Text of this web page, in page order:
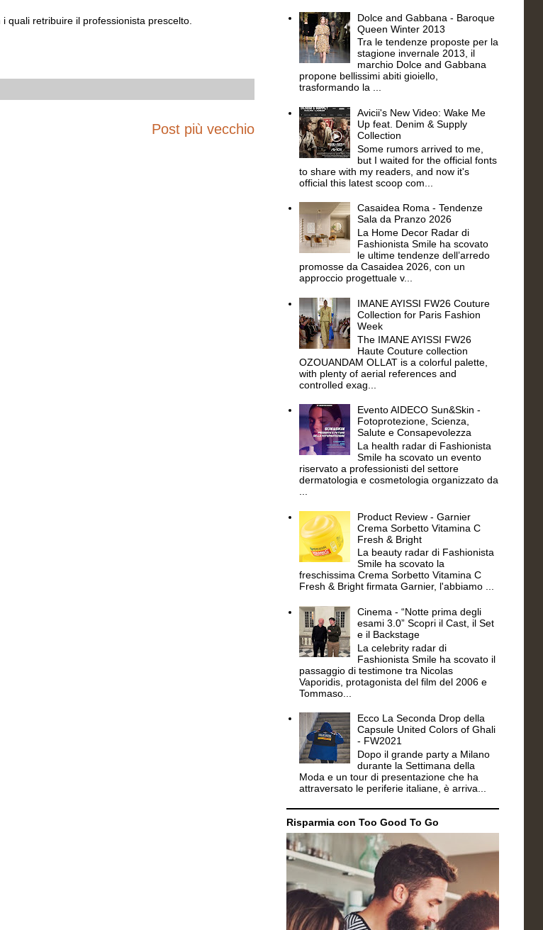
quali retribuire il professionista prescelto.
Post più vecchio
Dolce and Gabbana - Baroque
Queen Winter 2013
Tra le tendenze proposte per la
stagione invernale 2013, il
marchio Dolce and Gabbana
propone bellissimi abiti gioiello,
trasformando la ...
Avicii's New Video: Wake Me
Up feat. Denim & Supply
Collection
Some rumors arrived to me,
but I waited for the official fonts
to share with my readers, and now it's
official this latest scoop com...
Casaidea Roma - Tendenze
Sala da Pranzo 2026
La Home Decor Radar di
Fashionista Smile ha scovato
le ultime tendenze dell’arredo
promosse da Casaidea 2026, con un
approccio progettuale v...
IMANE AYISSI FW26 Couture
Collection for Paris Fashion
Week
The IMANE AYISSI FW26
Haute Couture collection
OZOUANDAM OLLAT is a colorful palette,
with plenty of aerial references and
controlled exag...
Evento AIDECO Sun&Skin -
Fotoprotezione, Scienza,
Salute e Consapevolezza
La health radar di Fashionista
Smile ha scovato un evento
riservato a professionisti del settore
dermatologia e cosmetologia organizzato da
Product Review - Garnier
Crema Sorbetto Vitamina C
Fresh & Bright
La beauty radar di Fashionista
Smile ha scovato la
freschissima Crema Sorbetto Vitamina C
Fresh & Bright firmata Garnier, l'abbiamo ...
Cinema - “Notte prima degli
esami 3.0” Scopri il Cast, il Set
e il Backstage
La celebrity radar di
Fashionista Smile ha scovato il
passaggio di testimone tra Nicolas
Vaporidis, protagonista del film del 2006 e
Tommaso...
Ecco La Seconda Drop della
Capsule United Colors of Ghali
- FW2021
Dopo il grande party a Milano
durante la Settimana della
Moda e un tour di presentazione che ha
attraversato le periferie italiane, è arriva...
Risparmia con Too Good To Go